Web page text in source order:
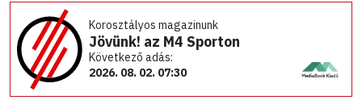
Korosztályos magazinunk
Jövünk! az M4 Sporton
Következő adás:
2026. 08. 02. 07:30